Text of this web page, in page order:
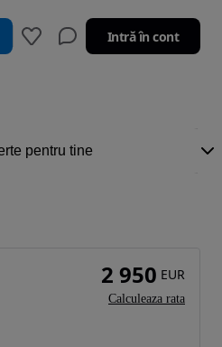
Intră în cont
2 950 EUR
Calculeaza rata